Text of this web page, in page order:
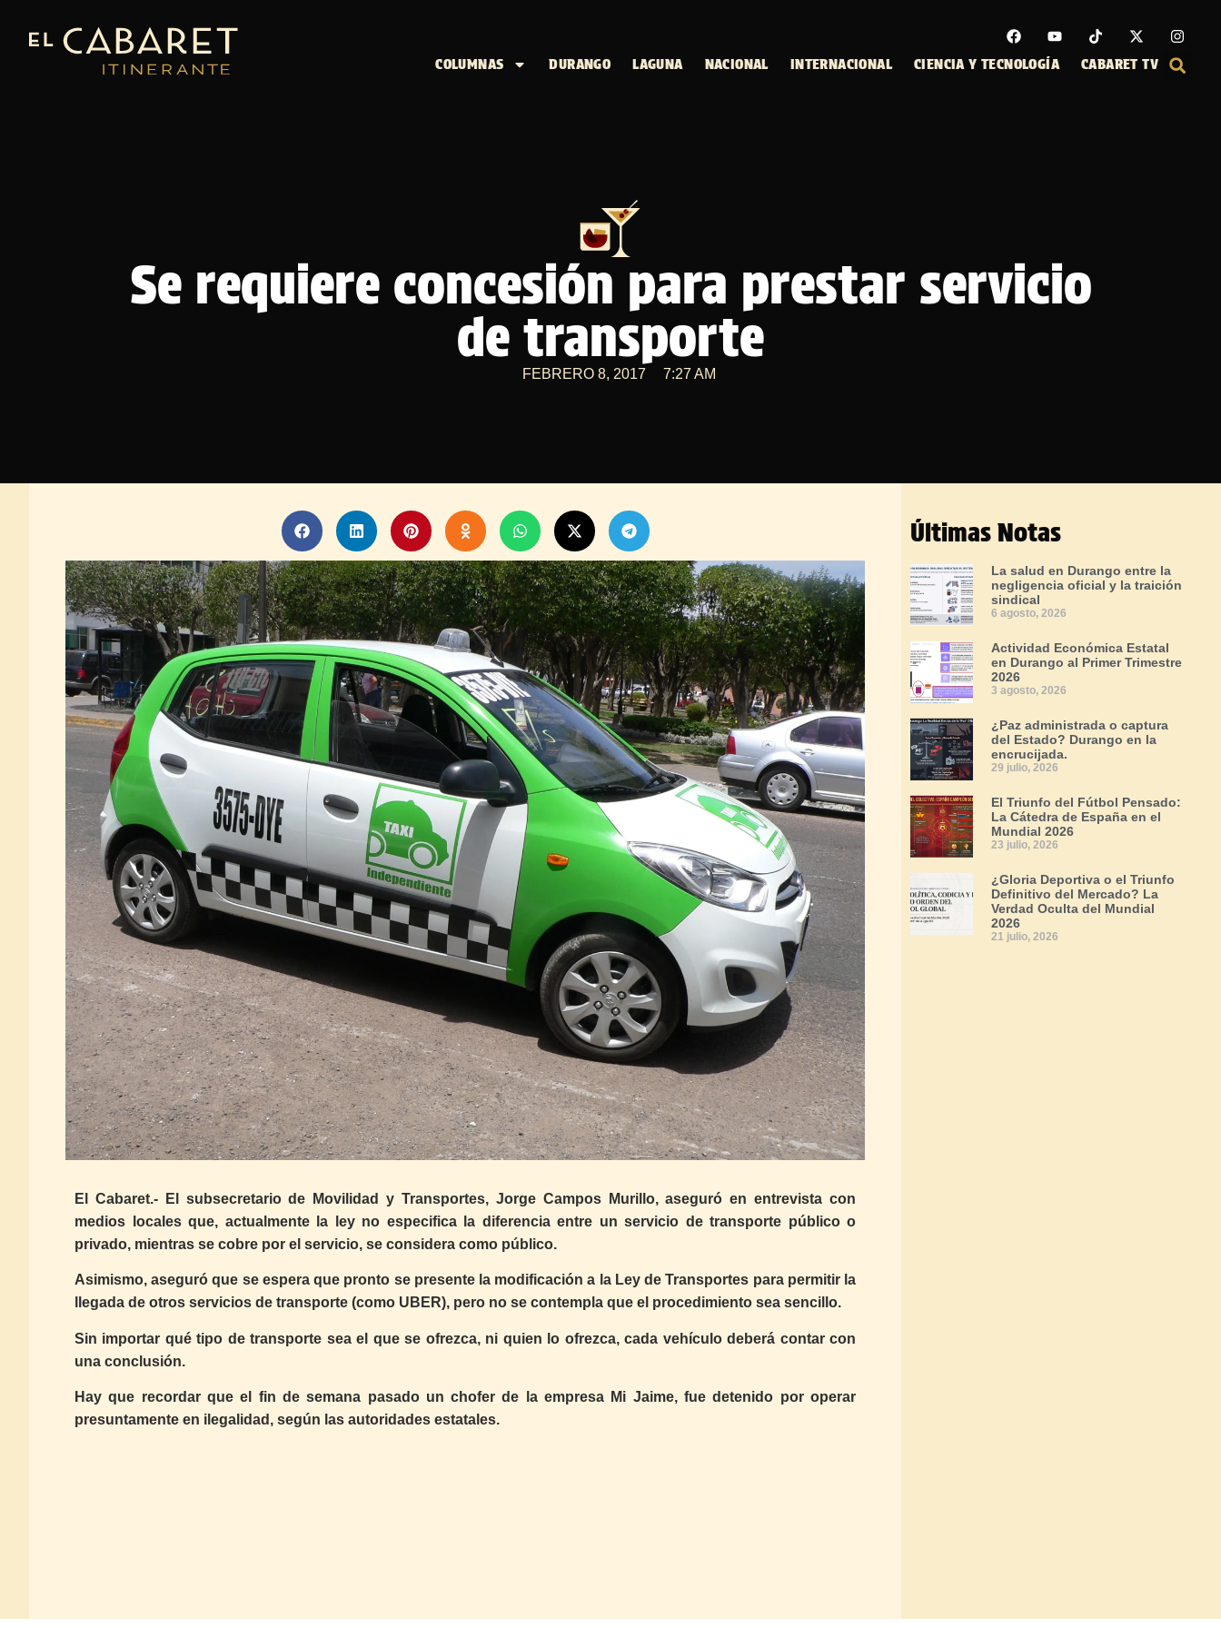
COLUMNAS DURANGO LAGUNA NACIONAL INTERNACIONAL CIENCIA Y TECNOLOGÍA CABARET TV
Se requiere concesión para prestar servicio
de transporte
FEBRERO 8, 2017 7:27 AM
El Cabaret.- El subsecretario de Movilidad y Transportes, Jorge Campos Murillo, aseguró en entrevista con
medios locales que, actualmente la ley no especifica la diferencia entre un servicio de transporte público o
privado, mientras se cobre por el servicio, se considera como público.
Asimismo, aseguró que se espera que pronto se presente la modificación a la Ley de Transportes para permitir la
llegada de otros servicios de transporte (como UBER), pero no se contempla que el procedimiento sea sencillo.
Sin importar qué tipo de transporte sea el que se ofrezca, ni quien lo ofrezca, cada vehículo deberá contar con
una conclusión.
Hay que recordar que el fin de semana pasado un chofer de la empresa Mi Jaime, fue detenido por operar
presuntamente en ilegalidad, según las autoridades estatales.
Últimas Notas
La salud en Durango entre la
negligencia oficial y la traición
sindical
6 agosto, 2026
Actividad Económica Estatal
en Durango al Primer Trimestre
2026
3 agosto, 2026
¿Paz administrada o captura
del Estado? Durango en la
encrucijada.
29 julio, 2026
El Triunfo del Fútbol Pensado:
La Cátedra de España en el
Mundial 2026
23 julio, 2026
¿Gloria Deportiva o el Triunfo
Definitivo del Mercado? La
Verdad Oculta del Mundial
2026
21 julio, 2026